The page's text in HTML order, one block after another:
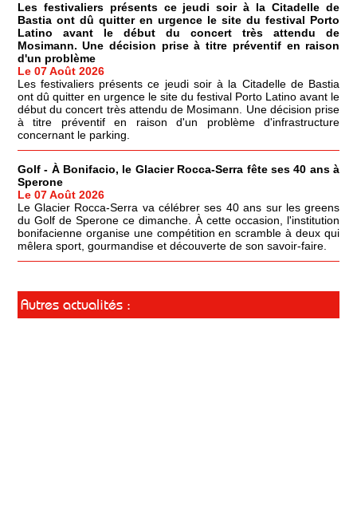
Les festivaliers présents ce jeudi soir à la Citadelle de
Bastia ont dû quitter en urgence le site du festival Porto
Latino avant le début du concert très attendu de
Mosimann. Une décision prise à titre préventif en raison
d'un problème
Le 07 Août 2026
Les festivaliers présents ce jeudi soir à la Citadelle de Bastia
ont dû quitter en urgence le site du festival Porto Latino avant le
début du concert très attendu de Mosimann. Une décision prise
à titre préventif en raison d'un problème d'infrastructure
concernant le parking.
Golf - À Bonifacio, le Glacier Rocca-Serra fête ses 40 ans à
Sperone
Le 07 Août 2026
Le Glacier Rocca-Serra va célébrer ses 40 ans sur les greens
du Golf de Sperone ce dimanche. À cette occasion, l'institution
bonifacienne organise une compétition en scramble à deux qui
mêlera sport, gourmandise et découverte de son savoir-faire.
Autres actualités :